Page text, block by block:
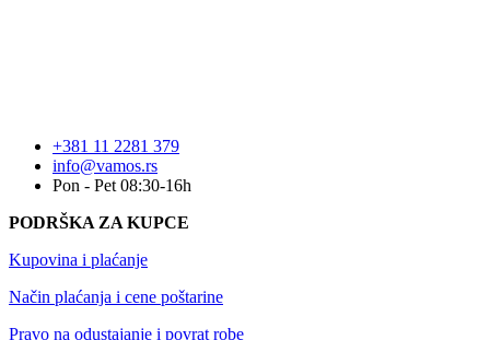
+381 11 2281 379
info@vamos.rs
Pon - Pet 08:30-16h
PODRŠKA ZA KUPCE
Kupovina i plaćanje
Način plaćanja i cene poštarine
Pravo na odustajanje i povrat robe